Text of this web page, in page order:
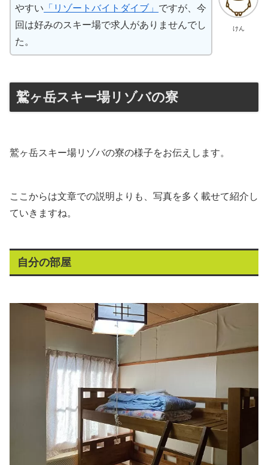
けん
やすい 「リゾートバイトダイブ」 ですが、今
回は好みのスキー場で求人がありませんでし
た。
鷲ヶ岳スキー場リゾバの寮
鷲ヶ岳スキー場リゾバの寮の様子をお伝えします。
ここからは文章での説明よりも、写真を多く載せて紹介し
ていきますね。
自分の部屋